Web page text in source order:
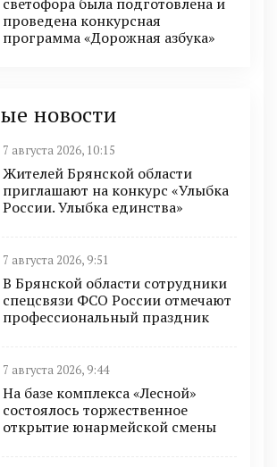
проведена конкурсная
программа «Дорожная азбука»
новости
7 августа 2026, 10:15
Жителей Брянской области
приглашают на конкурс «Улыбка
России. Улыбка единства»
7 августа 2026, 9:51
В Брянской области сотрудники
спецсвязи ФСО России отмечают
профессиональный праздник
7 августа 2026, 9:44
На базе комплекса «Лесной»
состоялось торжественное
открытие юнармейской смены